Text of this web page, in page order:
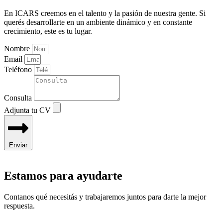
En ICARS creemos en el talento y la pasión de nuestra gente. Si
querés desarrollarte en un ambiente dinámico y en constante
crecimiento, este es tu lugar.
Nombre
Email
Teléfono
Consulta
Adjunta tu CV
Enviar
Estamos para ayudarte
Contanos qué necesitás y trabajaremos juntos para darte la mejor
respuesta.